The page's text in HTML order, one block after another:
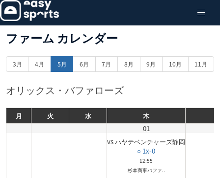
ファーム カレンダー
3月 4月 5月 6月 7月 8月 9月 10月 11月
オリックス・バファローズ
月 火 水
木
01
vs ハヤテベンチャーズ静岡
○ 1x-0
12:55
杉本商事バファ..